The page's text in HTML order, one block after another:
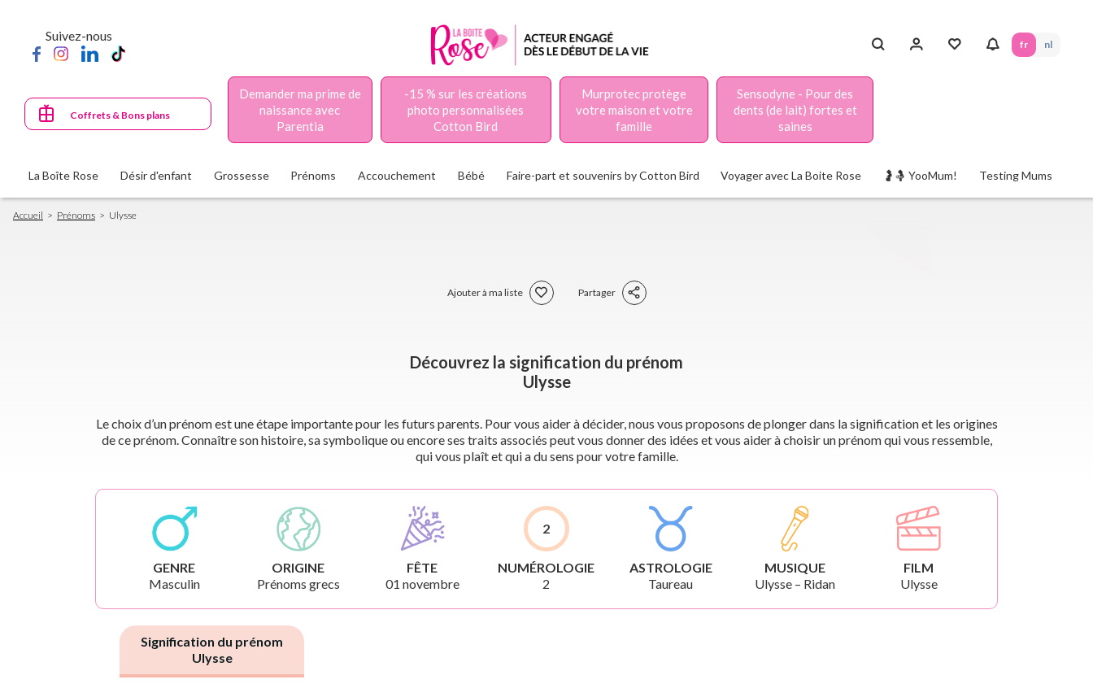
principal
Suivez-nous
fr nl
Coffrets & Bons plans
Demander ma prime de
naissance avec
Parentia
-15 % sur les créations
photo personnalisées
Cotton Bird
Murprotec protège
votre maison et votre
famille
Sensodyne - Pour des
dents (de lait) fortes et
saines
La Boîte Rose Désir d'enfant Grossesse Prénoms Accouchement Bébé Faire-part et souvenirs by Cotton Bird Voyager avec La Boite Rose 🤰🤱 YooMum! Testing Mums
Fil
d'Ariane
Accueil Prénoms Ulysse
Ajouter à ma liste Partager
Découvrez la signification du prénom
Ulysse
Le choix d’un prénom est une étape importante pour les futurs parents. Pour vous aider à décider, nous vous proposons de plonger dans la signification et les origines
de ce prénom. Connaître son histoire, sa symbolique ou encore ses traits associés peut vous donner des idées et vous aider à choisir un prénom qui vous ressemble,
qui vous plaît et qui a du sens pour votre famille.
GENRE
Masculin
ORIGINE
Prénoms grecs
FÊTE
01 novembre
2
NUMÉROLOGIE
2
ASTROLOGIE
Taureau
MUSIQUE
Ulysse – Ridan
FILM
Ulysse
Signification du prénom
Ulysse